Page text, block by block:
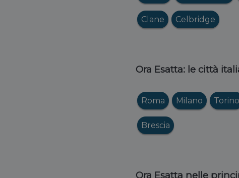
Clane Celbridge
Ora Esatta: le città
Roma Milano Torino
Brescia
Ora Esatta nelle